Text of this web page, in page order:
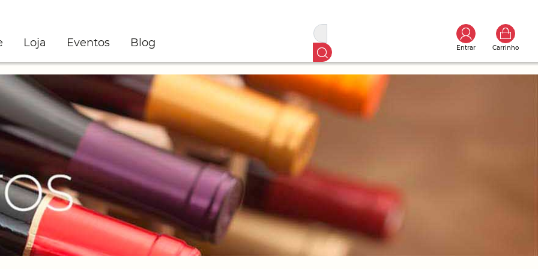
Loja Eventos Blog Entrar Carrinho